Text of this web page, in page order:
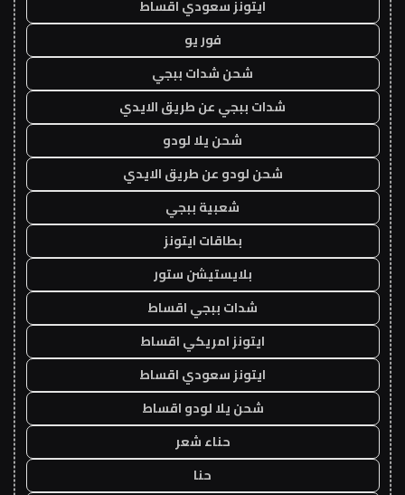
ايتونز سعودي اقساط
فور يو
شحن شدات ببجي
شدات ببجي عن طريق الايدي
شحن يلا لودو
شحن لودو عن طريق الايدي
شعبية ببجي
بطاقات ايتونز
بلايستيشن ستور
شدات ببجي اقساط
ايتونز امريكي اقساط
ايتونز سعودي اقساط
شحن يلا لودو اقساط
حناء شعر
حنا